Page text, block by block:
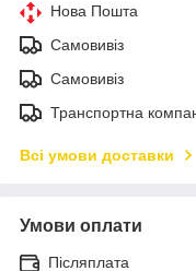
Нова Пошта
Самовивіз
Самовивіз
Транспортна
Всі умови доставки
Умови оплати
Післяплата